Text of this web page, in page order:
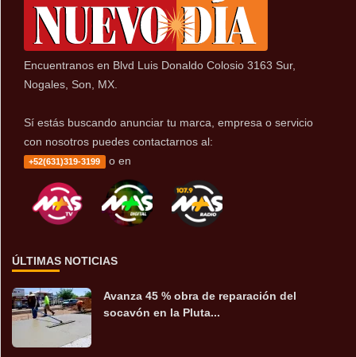
Encuentranos en Blvd Luis Donaldo Colosio 3163 Sur,
Nogales, Son, MX.
Sí estás buscando anunciar tu marca, empresa o servicio
con nosotros puedes contactarnos al:
+52(631)319-3199 o en
ÚLTIMAS NOTICIAS
Avanza 45 % obra de reparación del
socavón en la Pluta...